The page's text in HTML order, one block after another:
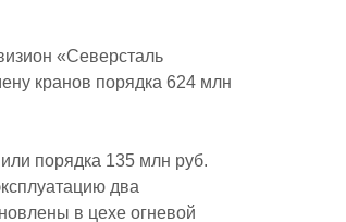
«Северсталь
кранов порядка 624 млн
порядка 135 млн руб.
два
в цехе огневой